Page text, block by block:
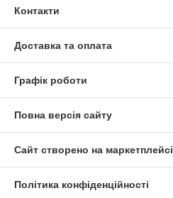
Контакти
Доставка та оплата
Графік роботи
Повна версія сайту
Сайт створено на маркетплейсі
Політика конфіденційності